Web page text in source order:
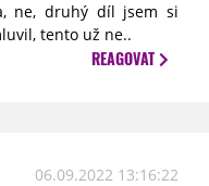
ne, druhý díl jsem si
tento už ne..
REAGOVAT
06.09.2022 13:16:22